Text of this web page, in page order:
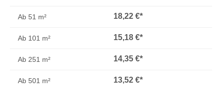
Ab 51 m² 18,22 €*
Ab 101 m² 15,18 €*
Ab 251 m² 14,35 €*
Ab 501 m² 13,52 €*